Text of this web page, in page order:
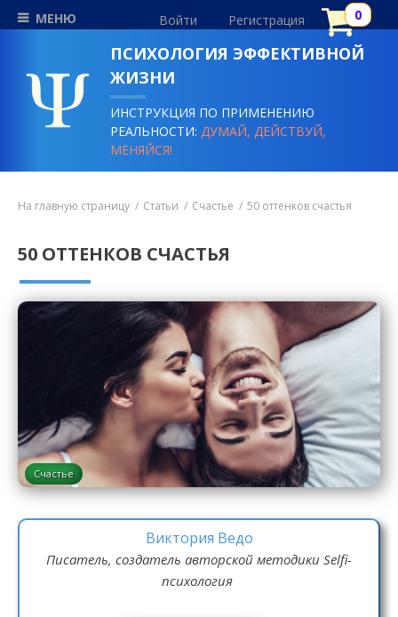
МЕНЮ Войти Регистрация
ПСИХОЛОГИЯ ЭФФЕКТИВНОЙ
ЖИЗНИ
ИНСТРУКЦИЯ ПО ПРИМЕНЕНИЮ
РЕАЛЬНОСТИ:ДУМАЙ, ДЕЙСТВУЙ,
МЕНЯЙСЯ!
На главную страницу Статьи Счастье 50 оттенков счастья
50 ОТТЕНКОВ СЧАСТЬЯ
Счастье
Виктория Ведо
Писатель, создатель авторской методики Selfi-
психология